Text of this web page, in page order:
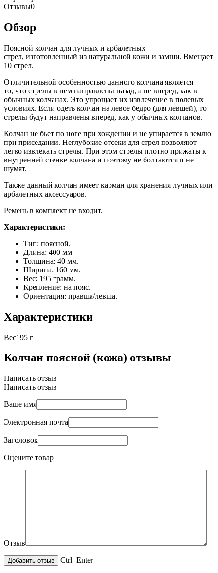
Отзывы0
Обзор
Поясной колчан для лучных и арбалетных
стрел, изготовленный из натуральной кожи и замши. Вмещает
10 стрел.
Отличительной особенностью данного колчана является
то, что стрелы в нем направлены назад, а не вперед, как в
обычных колчанах. Это упрощает их извлечение в полевых
условиях. Если одеть колчан на левое бедро (для левшей), то
стрелы будут направлены вперед, как у обычных колчанов.
Колчан не бьет по ноге при хождении и не упирается в землю
при приседании. Неглубокие отсеки для стрел позволяют
легко извлекать стрелы. При этом стрелы плотно прижаты к
внутренней стенке колчана и поэтому не болтаются и не
шумят.
Также данный колчан имеет карман для хранения лучных или
арбалетных аксессуаров.
Ремень в комплект не входит.
Характеристики:
Тип: поясной.
Длина: 400 мм.
Толщина: 40 мм.
Ширина: 160 мм.
Вес: 195 грамм.
Крепление: на пояс.
Ориентация: правша/левша.
Характеристики
Вес195 г
Колчан поясной (кожа) отзывы
Написать отзыв
Написать отзыв
Ваше имя
Электронная почта
Заголовок
Оцените товар
Отзыв
Ctrl+Enter